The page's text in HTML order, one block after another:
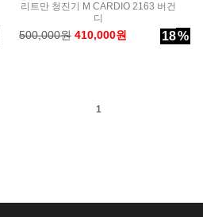
리트만 청진기 M CARDIO 2163 버건
디
500,000원 410,000원 18%
1